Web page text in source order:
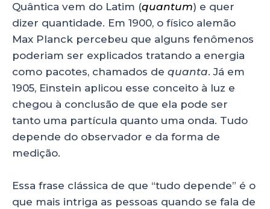
Quântica vem do Latim (quantum) e quer
dizer quantidade. Em 1900, o físico alemão
Max Planck percebeu que alguns fenômenos
poderiam ser explicados tratando a energia
como pacotes, chamados de quanta. Já em
1905, Einstein aplicou esse conceito à luz e
chegou à conclusão de que ela pode ser
tanto uma partícula quanto uma onda. Tudo
depende do observador e da forma de
medição.
Essa frase clássica de que “tudo depende” é o
que mais intriga as pessoas quando se fala de